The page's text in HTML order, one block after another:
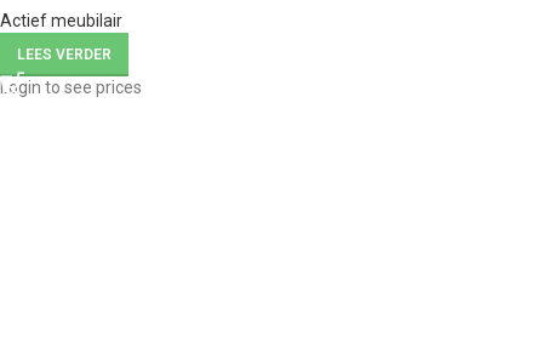
Actief meubilair
LEES VERDER
Login to see prices